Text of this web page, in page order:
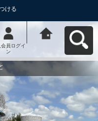
ける
員ログイ
ン
ー ざまっとへ